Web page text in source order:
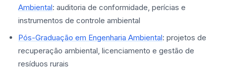
Ambiental: auditoria de conformidade, perícias e
instrumentos de controle ambiental
Pós-Graduação em Engenharia Ambiental: projetos de
recuperação ambiental, licenciamento e gestão de
resíduos rurais